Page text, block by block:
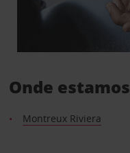
Onde estamos
Montreux Riviera